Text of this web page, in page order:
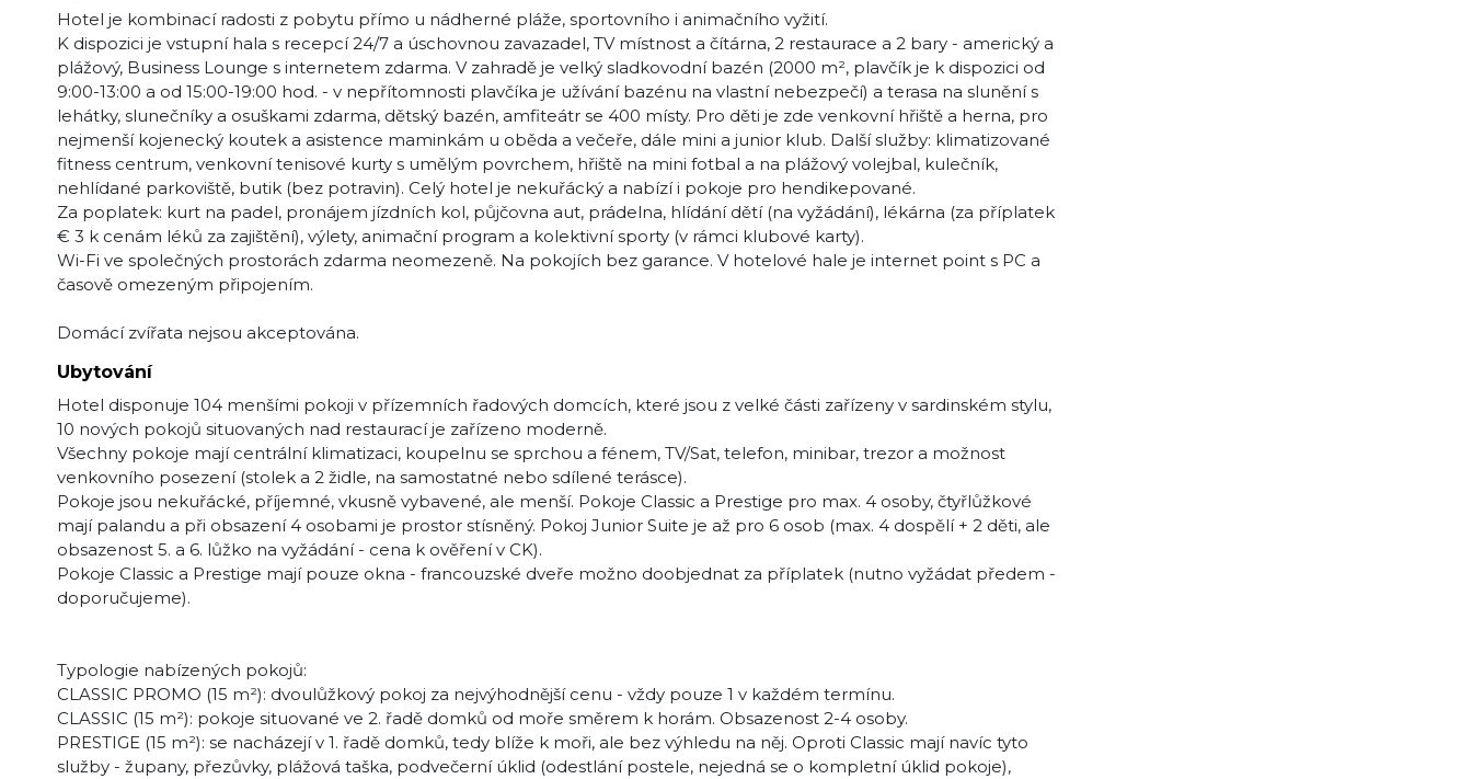
Hotel je kombinací radosti z pobytu přímo u nádherné pláže, sportovního i animačního vyžití.
K dispozici je vstupní hala s recepcí 24/7 a úschovnou zavazadel, TV místnost a čítárna, 2 restaurace a 2 bary - americký a
plážový, Business Lounge s internetem zdarma. V zahradě je velký sladkovodní bazén (2000 m², plavčík je k dispozici od
9:00-13:00 a od 15:00-19:00 hod. - v nepřítomnosti plavčíka je užívání bazénu na vlastní nebezpečí) a terasa na slunění s
lehátky, slunečníky a osuškami zdarma, dětský bazén, amfiteátr se 400 místy. Pro děti je zde venkovní hřiště a herna, pro
nejmenší kojenecký koutek a asistence maminkám u oběda a večeře, dále mini a junior klub. Další služby: klimatizované
fitness centrum, venkovní tenisové kurty s umělým povrchem, hřiště na mini fotbal a na plážový volejbal, kulečník,
nehlídané parkoviště, butik (bez potravin). Celý hotel je nekuřácký a nabízí i pokoje pro hendikepované.
Za poplatek: kurt na padel, pronájem jízdních kol, půjčovna aut, prádelna, hlídání dětí (na vyžádání), lékárna (za příplatek
€ 3 k cenám léků za zajištění), výlety, animační program a kolektivní sporty (v rámci klubové karty).
Wi-Fi ve společných prostorách zdarma neomezeně. Na pokojích bez garance. V hotelové hale je internet point s PC a
časově omezeným připojením.
Domácí zvířata nejsou akceptována.
Ubytování
Hotel disponuje 104 menšími pokoji v přízemních řadových domcích, které jsou z velké části zařízeny v sardinském stylu,
10 nových pokojů situovaných nad restaurací je zařízeno moderně.
Všechny pokoje mají centrální klimatizaci, koupelnu se sprchou a fénem, TV/Sat, telefon, minibar, trezor a možnost
venkovního posezení (stolek a 2 židle, na samostatné nebo sdílené terásce).
Pokoje jsou nekuřácké, příjemné, vkusně vybavené, ale menší. Pokoje Classic a Prestige pro max. 4 osoby, čtyřlůžkové
mají palandu a při obsazení 4 osobami je prostor stísněný. Pokoj Junior Suite je až pro 6 osob (max. 4 dospělí + 2 děti, ale
obsazenost 5. a 6. lůžko na vyžádání - cena k ověření v CK).
Pokoje Classic a Prestige mají pouze okna - francouzské dveře možno doobjednat za příplatek (nutno vyžádat předem -
doporučujeme).
Typologie nabízených pokojů:
CLASSIC PROMO (15 m²): dvoulůžkový pokoj za nejvýhodnější cenu - vždy pouze 1 v každém termínu.
CLASSIC (15 m²): pokoje situované ve 2. řadě domků od moře směrem k horám. Obsazenost 2-4 osoby.
PRESTIGE (15 m²): se nacházejí v 1. řadě domků, tedy blíže k moři, ale bez výhledu na něj. Oproti Classic mají navíc tyto
služby - župany, přezůvky, plážová taška, podvečerní úklid (odestlání postele, nejedná se o kompletní úklid pokoje),